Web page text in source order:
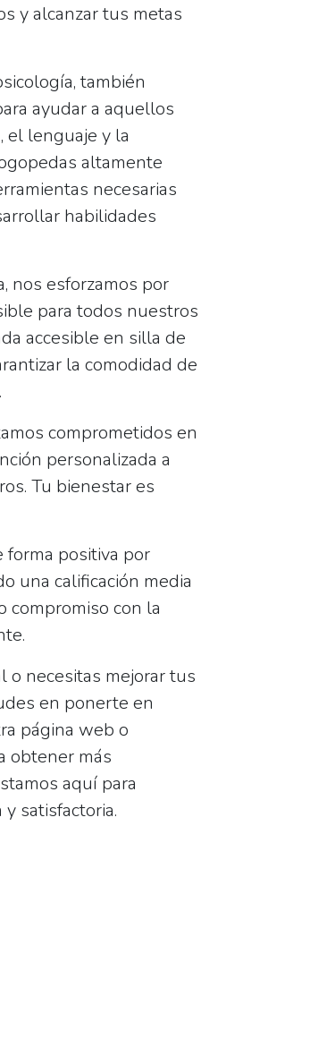
y alcanzar tus metas
también
ayudar a aquellos
el lenguaje y la
altamente
necesarias
habilidades
nos esforzamos por
para todos nuestros
accesible en silla de
la comodidad de
comprometidos en
personalizada a
Tu bienestar es
forma positiva por
una calificación media
compromiso con la
o necesitas mejorar tus
en ponerte en
página web o
obtener más
aquí para
satisfactoria.